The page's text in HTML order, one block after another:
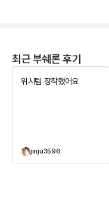
최근 부쉐론 후기
위시템 장착했어요
jinju3596